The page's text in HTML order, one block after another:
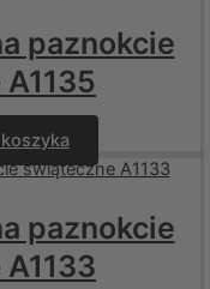
paznokcie
paznokcie